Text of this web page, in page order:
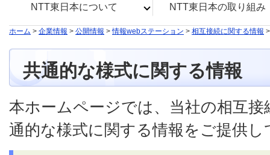
NTT東日本について NTT東日本の取り組み
ホーム > 企業情報 > 公開情報 >情報webステーション > 相互接続に関する情報
共通的な様式に関する情報
本ホームページでは、当社の相互
通的な様式に関する情報をご提供